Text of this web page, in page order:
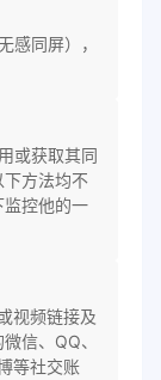
感同屏），
或获取其同
下方法均不
控他的一
视频链接及
信、QQ、
等社交账